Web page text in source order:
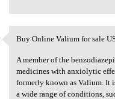
Buy Online Valium for
Buy Online Valium for sale
A member of the
medicines with anxiolytic
formerly known as Valium. It
a wide range of conditions,